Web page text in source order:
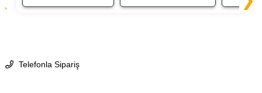
Telefonla Sipariş